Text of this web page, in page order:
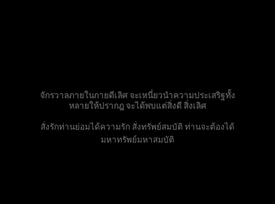
จักรวาลภายในกายดีเลิศ จะเหนี่ยวนำความประเสริฐทั้ง
หลายให้ปรากฎ จะได้พบแต่สิ่งดี สิ่งเลิศ
สั่งรักท่านย่อมได้ความรัก สั่งทรัพย์สมบัติ ท่านจะต้องได้
มหาทรัพย์มหาสมบัติ